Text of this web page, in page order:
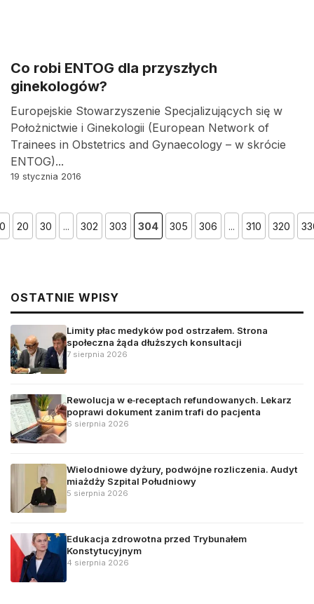
Co robi ENTOG dla przyszłych
ginekologów?
Europejskie Stowarzyszenie Specjalizujących się w
Położnictwie i Ginekologii (European Network of
Trainees in Obstetrics and Gynaecology – w skrócie
ENTOG)...
19 stycznia 2016
20 30 ... 302 303 304 305 306 ... 310 320
OSTATNIE WPISY
Limity płac medyków pod ostrzałem. Strona
społeczna żąda dłuższych konsultacji
7 sierpnia 2026
Rewolucja w e‑receptach refundowanych. Lekarz
poprawi dokument zanim trafi do pacjenta
6 sierpnia 2026
Wielodniowe dyżury, podwójne rozliczenia. Audyt
miażdży Szpital Południowy
5 sierpnia 2026
Edukacja zdrowotna przed Trybunałem
Konstytucyjnym
4 sierpnia 2026